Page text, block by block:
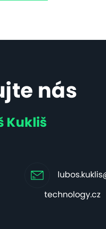
nás
Kukliš
technology.cz